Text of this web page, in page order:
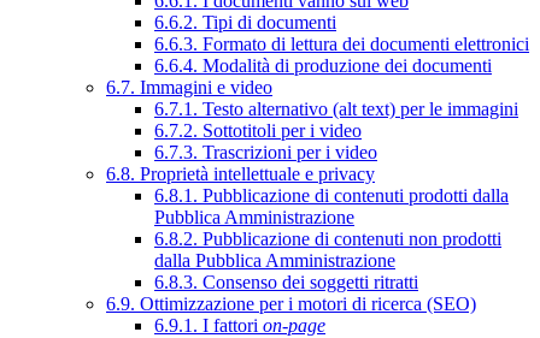
6.6.2. Tipi di documenti
6.6.3. Formato di lettura dei documenti elettronici
6.6.4. Modalità di produzione dei documenti
6.7. Immagini e video
6.7.1. Testo alternativo (alt text) per le immagini
6.7.2. Sottotitoli per i video
6.7.3. Trascrizioni per i video
6.8. Proprietà intellettuale e privacy
6.8.1. Pubblicazione di contenuti prodotti dalla
Pubblica Amministrazione
6.8.2. Pubblicazione di contenuti non prodotti
dalla Pubblica Amministrazione
6.8.3. Consenso dei soggetti ritratti
6.9. Ottimizzazione per i motori di ricerca (SEO)
6.9.1. I fattori on-page